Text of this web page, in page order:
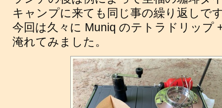
キャンプに来ても同じ事の繰り返しで
今回は久々に Muniq のテトラドリップ
淹れてみました。